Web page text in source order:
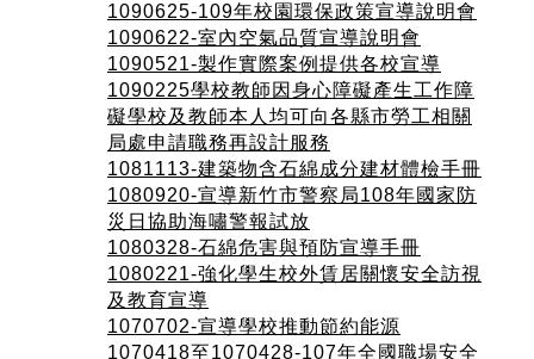
1090625-109年校園環保政策宣導說明會
1090622-室內空氣品質宣導說明會
1090521-製作實際案例提供各校宣導
1090225學校教師因身心障礙產生工作障
礙學校及教師本人均可向各縣市勞工相關
局處申請職務再設計服務
1081113-建築物含石綿成分建材體檢手冊
1080920-宣導新竹市警察局108年國家防
災日協助海嘯警報試放
1080328-石綿危害與預防宣導手冊
1080221-強化學生校外賃居關懷安全訪視
及教育宣導
1070702-宣導學校推動節約能源
1070418至1070428-107年全國職場安全